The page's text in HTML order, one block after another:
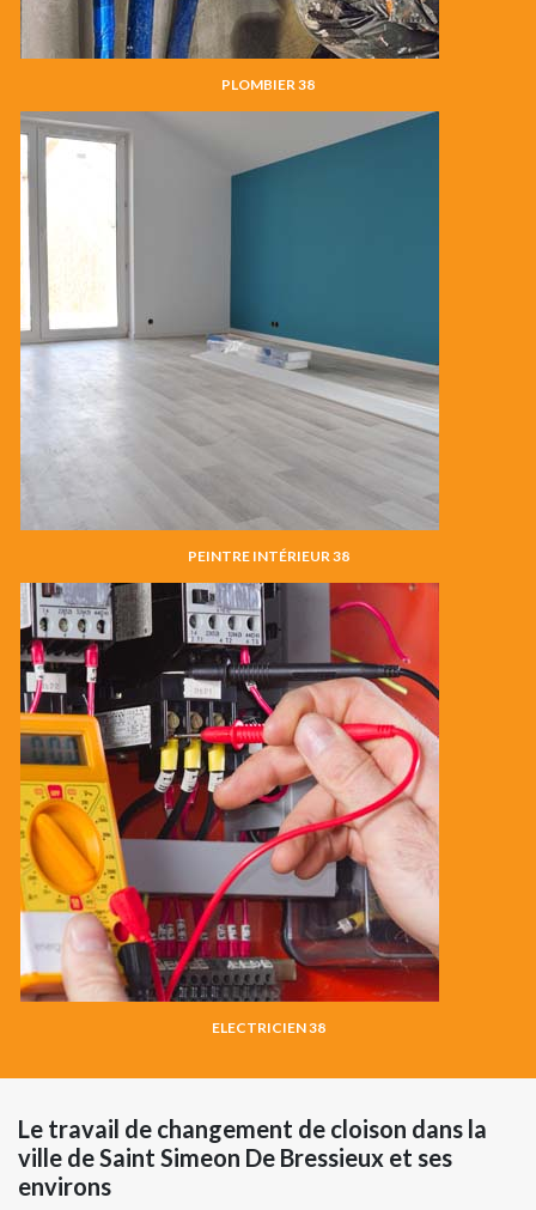
PLOMBIER 38
PEINTRE INTÉRIEUR 38
ELECTRICIEN 38
Le travail de changement de cloison dans la
ville de Saint Simeon De Bressieux et ses
environs